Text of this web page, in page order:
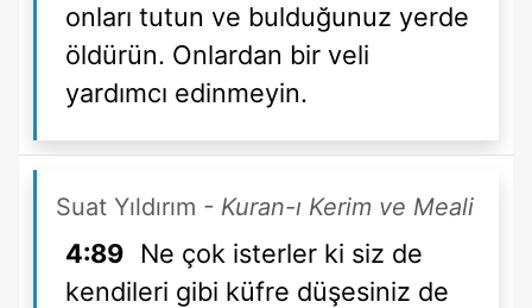
onları tutun ve bulduğunuz yerde
öldürün. Onlardan bir veli
yardımcı edinmeyin.
Suat Yıldırım - Kuran-ı Kerim ve Meali
4:89
Ne çok isterler ki siz de
kendileri gibi küfre düşesiniz de